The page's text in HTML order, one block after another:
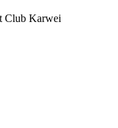
Club Karwei